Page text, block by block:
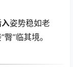
姿势稳如老
”临其境。